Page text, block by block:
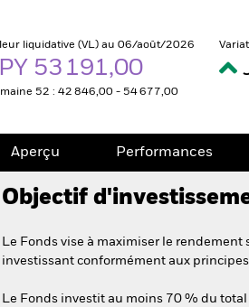
liquidative (VL) au 06/août/2026
53 191,00
52 : 42 846,00 - 54 677,00
Aperçu Performances
Objectif
Le Fonds vise à maximiser le
investissant conformément aux
Le Fonds investit au moins 70 % du